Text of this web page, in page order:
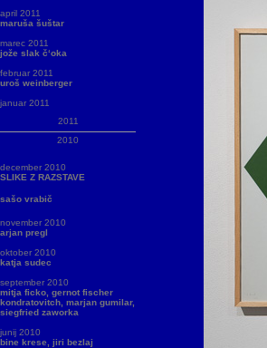
april 2011
maruša šuštar
marec 2011
jože slak č‘oka
februar 2011
uroš weinberger
januar 2011
2011
2010
december 2010
SLIKE Z RAZSTAVE
sašo vrabič
november 2010
arjan pregl
oktober 2010
katja sudec
september 2010
mitja ficko, gernot fischer
kondratovitch, marjan gumilar,
siegfried zaworka
junij 2010
bine krese, jiri bezlaj